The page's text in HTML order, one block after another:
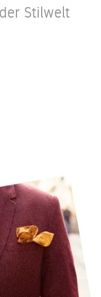
Stilwelt